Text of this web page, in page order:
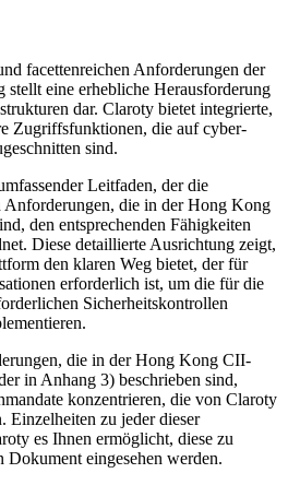
facettenreichen Anforderungen der
eine erhebliche Herausforderung
dar. Claroty bietet integrierte,
Zugriffsfunktionen, die auf cyber-
sind.
Leitfaden, der die
Anforderungen, die in der Hong Kong
den entsprechenden Fähigkeiten
Diese detaillierte Ausrichtung zeigt,
den klaren Weg bietet, der für
erforderlich ist, um die für die
Sicherheitskontrollen
die in der Hong Kong CII-
in Anhang 3) beschrieben sind,
konzentrieren, die von Claroty
Einzelheiten zu jeder dieser
es Ihnen ermöglicht, diese zu
eingesehen werden.